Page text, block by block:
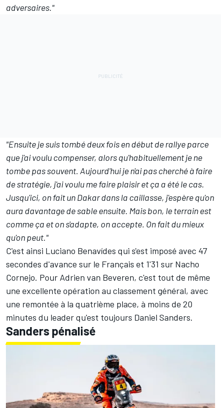
adversaires."
"Ensuite je suis tombé deux fois en début de rallye parce
que j'ai voulu compenser, alors qu'habituellement je ne
tombe pas souvent. Aujourd'hui je n'ai pas cherché à faire
de stratégie, j'ai voulu me faire plaisir et ça a été le cas.
Jusqu'ici, on fait un Dakar dans la caillasse, j'espère qu'on
aura davantage de sable ensuite. Mais bon, le terrain est
comme ça et on s'adapte, on accepte. On fait du mieux
qu'on peut."
C'est ainsi Luciano Benavídes qui s'est imposé avec 47
secondes d'avance sur le Français et 1'31 sur Nacho
Cornejo. Pour Adrien van Beveren, c'est tout de même
une excellente opération au classement général, avec
une remontée à la quatrième place, à moins de 20
minutes du leader qu'est toujours Daniel Sanders.
Sanders pénalisé